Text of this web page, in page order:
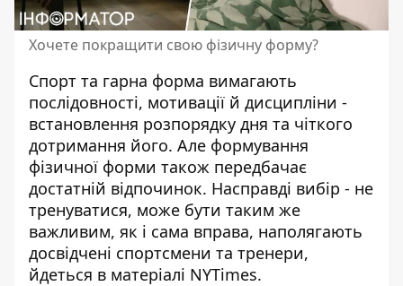
Хочете покращити свою фізичну форму?
Спорт та гарна форма вимагають
послідовності, мотивації й дисципліни -
встановлення розпорядку дня та чіткого
дотримання його. Але формування
фізичної форми також передбачає
достатній відпочинок. Насправді вибір - не
тренуватися, може бути таким же
важливим, як і сама вправа, наполягають
досвідчені спортсмени та тренери,
йдеться в матеріалі NYTimes.